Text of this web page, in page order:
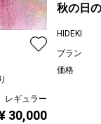
レギュラー
30,000
秋の日
HIDEKI
プラン
価格